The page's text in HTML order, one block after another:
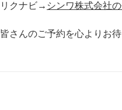
リクナビ→ シンワ株式会社
皆さんのご予約を心よりお待